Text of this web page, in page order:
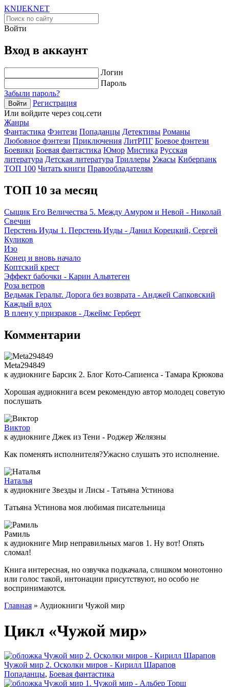
KNIJEKNET
Войти
Вход в аккаунт
Логин
Пароль
Забыли пароль?
Войти
Регистрация
Или войдите через соц.сети
Жанры
Фантастика Фэнтези Попаданцы Детективы Романы
Любовное фэнтези Приключения ЛитРПГ Боевое фэнтези
Боевики Боевая фантастика Юмор Мистика Русская
литература Детская литература Триллеры Ужасы Киберпанк
ТОП 100 Читать книги Правообладателям
ТОП 10 за месяц
Сыщик Его Величества 5. Между Амуром и Невой - Николай
Свечин
Перстень Иуды 1. Перстень Иуды - Данил Корецкий, Сергей
Куликов
Изо
Конец и вновь начало
Коптский крест
Эффект бабочки - Карин Альвтеген
Роза ветров
Ведьмак Геральт. Дорога без возврата - Анджей Сапковский
Каждый вдох
В плену у призраков - Джеймс Герберт
Комментарии
Meta294849
к аудиокниге Барсик 2. Блог Кото-Сапиенса - Тамара Крюкова
Хорошая аудиокнига всем рекомендую автор молодец советую
послушать
Виктор
к аудиокниге Джек из Тени - Роджер Желязны
Как поменять исполнителя?Ужасно слушать это исполнение.
Наталья
к аудиокниге Звезды и Лисы - Татьяна Устинова
Татьяна Устинова моя любимая писательница
Рамиль
к аудиокниге Мир неправильных магов 1. Ну вот! Опять
сломал!
Книга интересная, но озвучка подкачала, слишком монотонно
или голос такой, интонации присутствуют, но особо не
воспринимаются.
Главная » Аудиокниги Чужой мир
Цикл «Чужой мир»
Чужой мир 2. Осколки миров - Кирилл Шарапов
Попаданцы, Боевая фантастика